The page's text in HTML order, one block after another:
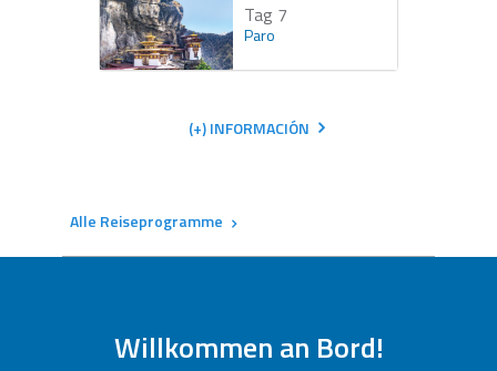
Tag 7
Paro
(+) INFORMACIÓN
Alle Reiseprogramme
Kontaktieren Sie uns um diese
Willkommen an Bord!